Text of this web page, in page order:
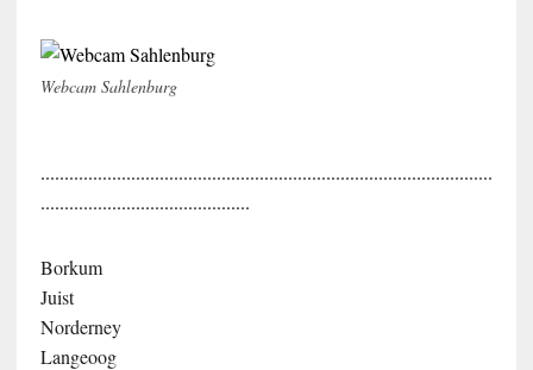
Webcam Sahlenburg
...............................................................................................
............................................
Borkum
Juist
Norderney
Langeoog